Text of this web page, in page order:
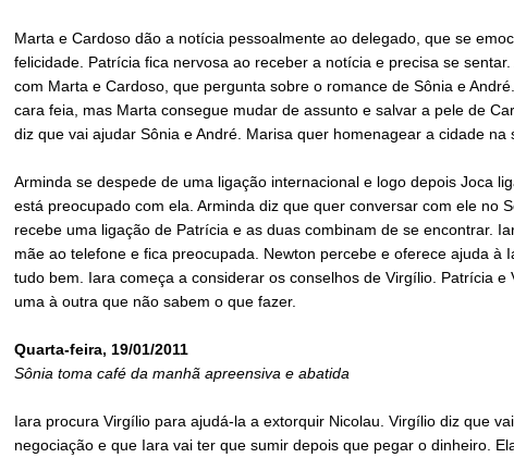
Marta e Cardoso dão a notícia pessoalmente ao delegado, que se
felicidade. Patrícia fica nervosa ao receber a notícia e precisa se sentar.
com Marta e Cardoso, que pergunta sobre o romance de Sônia e
cara feia, mas Marta consegue mudar de assunto e salvar a pele de
diz que vai ajudar Sônia e André. Marisa quer homenagear a cidade na
Arminda se despede de uma ligação internacional e logo depois Joca
está preocupado com ela. Arminda diz que quer conversar com ele no
recebe uma ligação de Patrícia e as duas combinam de se encontrar.
mãe ao telefone e fica preocupada. Newton percebe e oferece ajuda à
tudo bem. Iara começa a considerar os conselhos de Virgílio. Patrícia e
uma à outra que não sabem o que fazer.
Quarta-feira, 19/01/2011
Sônia toma café da manhã apreensiva e abatida
Iara procura Virgílio para ajudá-la a extorquir Nicolau. Virgílio diz que
negociação e que Iara vai ter que sumir depois que pegar o dinheiro.